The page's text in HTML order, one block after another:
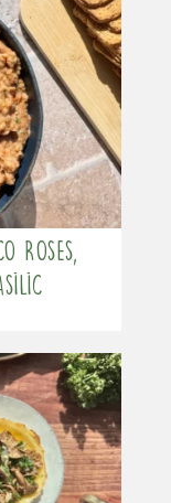
roses,